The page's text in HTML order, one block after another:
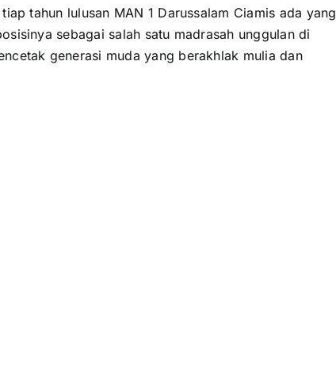
tahun lulusan MAN 1 Darussalam Ciamis ada yang
sebagai salah satu madrasah unggulan di
generasi muda yang berakhlak mulia dan